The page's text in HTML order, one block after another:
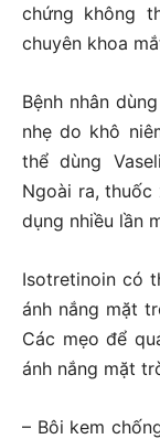
chứng không
chuyên khoa
Bệnh nhân
nhẹ do khô
thể dùng
Ngoài ra,
dụng nhiều lần
Isotretinoin có
ánh nắng mặt
Các mẹo để
ánh nắng mặt
– Bôi kem